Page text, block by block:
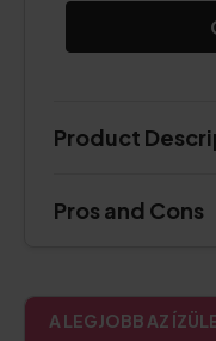
Product
Pros and Cons
A LEGJOBB AZ